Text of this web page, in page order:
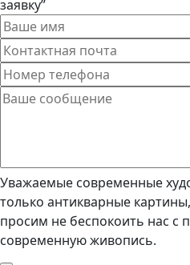
заявку”
Уважаемые современные
только антикварные
просим не беспокоить нас с
современную живопись.